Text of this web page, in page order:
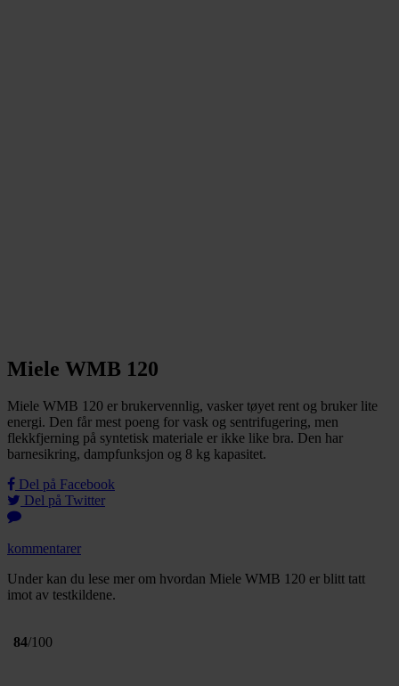
Miele WMB 120
Miele WMB 120 er brukervennlig, vasker tøyet rent og bruker lite
energi. Den får mest poeng for vask og sentrifugering, men
flekkfjerning på syntetisk materiale er ikke like bra. Den har
barnesikring, dampfunksjon og 8 kg kapasitet.
Del på Facebook
Del på Twitter
kommentarer
Under kan du lese mer om hvordan Miele WMB 120 er blitt tatt
imot av testkildene.
84/100